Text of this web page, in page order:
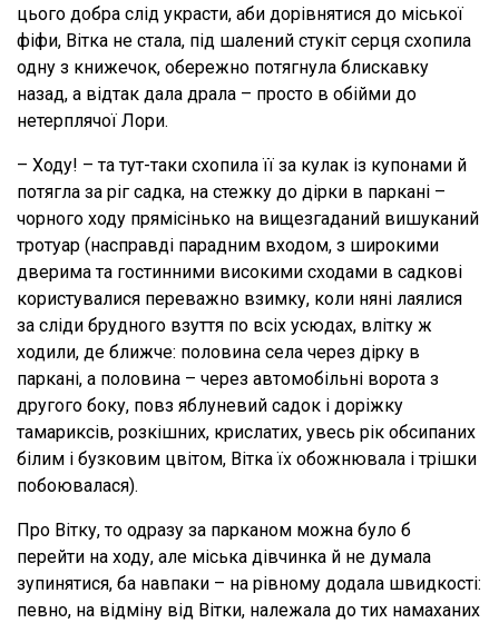
цього добра слід украсти, аби дорівнятися до міської
фіфи, Вітка не стала, під шалений стукіт серця схопила
одну з книжечок, обережно потягнула блискавку
назад, а відтак дала драла – просто в обійми до
нетерплячої Лори.
– Ходу! – та тут-таки схопила її за кулак із купонами й
потягла за ріг садка, на стежку до дірки в паркані –
чорного ходу прямісінько на вищезгаданий вишуканий
тротуар (насправді парадним входом, з широкими
дверима та гостинними високими сходами в садкові
користувалися переважно взимку, коли няні лаялися
за сліди брудного взуття по всіх усюдах, влітку ж
ходили, де ближче: половина села через дірку в
паркані, а половина – через автомобільні ворота з
другого боку, повз яблуневий садок і доріжку
тамариксів, розкішних, крислатих, увесь рік обсипаних
білим і бузковим цвітом, Вітка їх обожнювала і трішки
побоювалася).
Про Вітку, то одразу за парканом можна було б
перейти на ходу, але міська дівчинка й не думала
зупинятися, ба навпаки – на рівному додала швидкості:
певно, на відміну від Вітки, належала до тих намаханих